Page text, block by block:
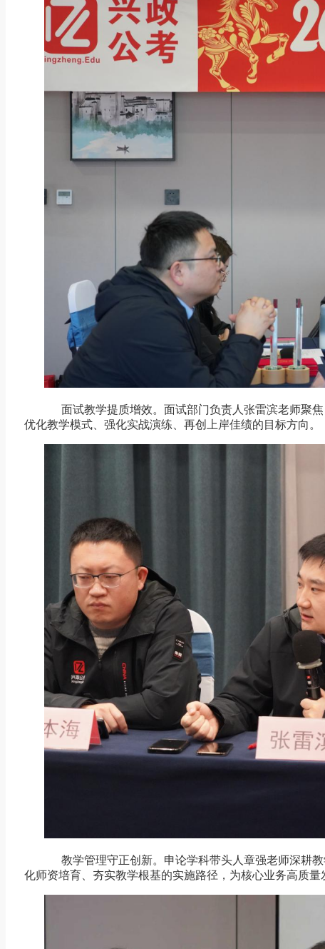
面试教学提质增效。面试部门负责人张雷滨老师聚
优化教学模式、强化实战演练、再创上岸佳绩的目标方向。
教学管理守正创新。申论学科带头人章强老师深耕
化师资培育、夯实教学根基的实施路径，为核心业务高质量